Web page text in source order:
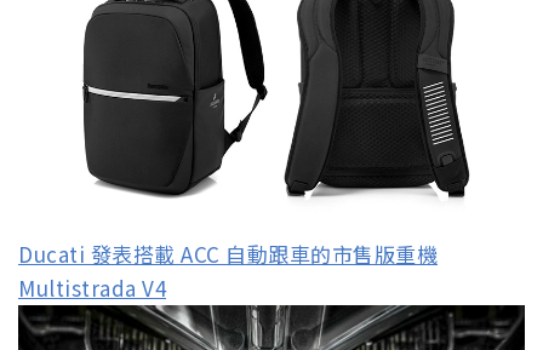
Ducati 發表搭載 ACC 自動跟車的市售版重機
Multistrada V4